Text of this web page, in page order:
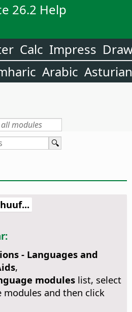
26.2 Help
Calc Impress
Arabic Asturian
- Languages and
,
moduleslist, select
modules and then click